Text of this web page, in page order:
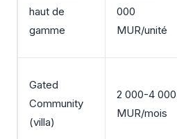
haut de
gamme
000
MUR/unité
Gated
Community
(villa)
2 000-4 000
MUR/mois